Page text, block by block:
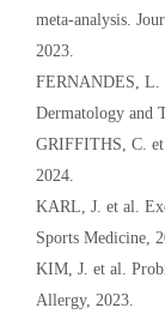
meta-analysis.
2023.
FERNANDES, L.
Dermatology and
GRIFFITHS, C.
2024.
KARL, J. et al.
Sports Medicine,
KIM, J. et al.
Allergy, 2023.